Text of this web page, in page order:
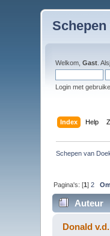
Welkom,Gast .
Login met
Index Help
Schepen van
Pagina's: [1]2
Auteur
Donald